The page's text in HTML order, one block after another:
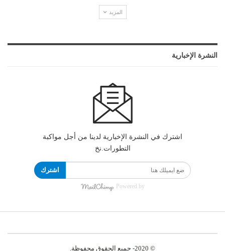
المزيد
النشرة الإخبارية
اشترك في النشرة الإخبارية لدينا من أجل مواكبة
التطورات.نخ
اشترك
Powered by
© 2020- جميع الحقوق محفوظة.